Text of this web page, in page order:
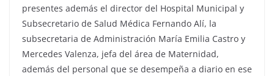
presentes además el director del Hospital Municipal y
Subsecretario de Salud Médica Fernando Alí, la
subsecretaria de Administración María Emilia Castro y
Mercedes Valenza, jefa del área de Maternidad,
además del personal que se desempeña a diario en ese